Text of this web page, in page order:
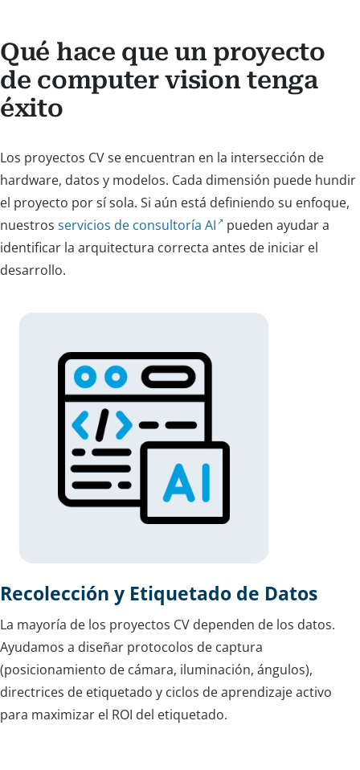
Qué hace que un proyecto
de computer vision tenga
éxito
Los proyectos CV se encuentran en la intersección de
hardware, datos y modelos. Cada dimensión puede hundir
el proyecto por sí sola. Si aún está definiendo su enfoque,
nuestros servicios de consultoría AI
pueden ayudar a
identificar la arquitectura correcta antes de iniciar el
desarrollo.
Recolección y Etiquetado de Datos
La mayoría de los proyectos CV dependen de los datos.
Ayudamos a diseñar protocolos de captura
(posicionamiento de cámara, iluminación, ángulos),
directrices de etiquetado y ciclos de aprendizaje activo
para maximizar el ROI del etiquetado.